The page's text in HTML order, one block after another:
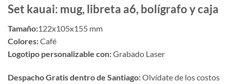
Set kauai: mug, libreta a6, bolígrafo y caja
Tamaño:122x105x155 mm
Colores:Café
Logotipo personalizable con:Grabado Laser
Despacho Gratis dentro de Santiago:Olvídate de los costos